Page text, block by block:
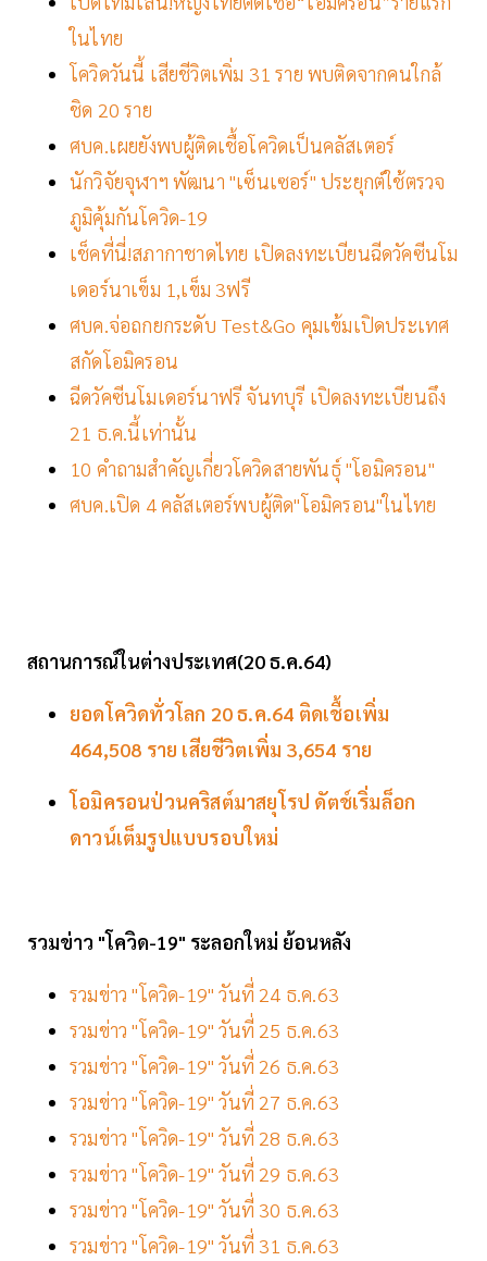
ในไทย
โควิดวันนี้ เสียชีวิตเพิ่ม 31 ราย พบติดจากคนใกล้
ชิด 20 ราย
ศบค.เผยยังพบผู้ติดเชื้อโควิดเป็นคลัสเตอร์
นักวิจัยจุฬาฯ พัฒนา "เซ็นเซอร์" ประยุกต์ใช้ตรวจ
ภูมิคุ้มกันโควิด-19
เช็คที่นี่!สภากาชาดไทย เปิดลงทะเบียนฉีดวัคซีนโม
เดอร์นาเข็ม 1,เข็ม 3ฟรี
ศบค.จ่อถกยกระดับ Test&Go คุมเข้มเปิดประเทศ
สกัดโอมิครอน
ฉีดวัคซีนโมเดอร์นาฟรี จันทบุรี เปิดลงทะเบียนถึง
21 ธ.ค.นี้เท่านั้น
10 คำถามสำคัญเกี่ยวโควิดสายพันธุ์ "โอมิครอน"
ศบค.เปิด 4 คลัสเตอร์พบผู้ติด"โอมิครอน"ในไทย
สถานการณ์ในต่างประเทศ(20ธ.ค.64)
ยอดโควิดทั่วโลก 20 ธ.ค.64 ติดเชื้อเพิ่ม
464,508 ราย เสียชีวิตเพิ่ม 3,654 ราย
โอมิครอนป่วนคริสต์มาสยุโรป ดัตช์เริ่มล็อก
ดาวน์เต็มรูปแบบรอบใหม่
รวมข่าว "โควิด-19" ระลอกใหม่ ย้อนหลัง
รวมข่าว "โควิด-19" วันที่ 24 ธ.ค.63
รวมข่าว "โควิด-19" วันที่ 25 ธ.ค.63
รวมข่าว "โควิด-19" วันที่ 26 ธ.ค.63
รวมข่าว "โควิด-19" วันที่ 27 ธ.ค.63
รวมข่าว "โควิด-19" วันที่ 28 ธ.ค.63
รวมข่าว "โควิด-19" วันที่ 29 ธ.ค.63
รวมข่าว "โควิด-19" วันที่ 30 ธ.ค.63
รวมข่าว "โควิด-19" วันที่ 31 ธ.ค.63